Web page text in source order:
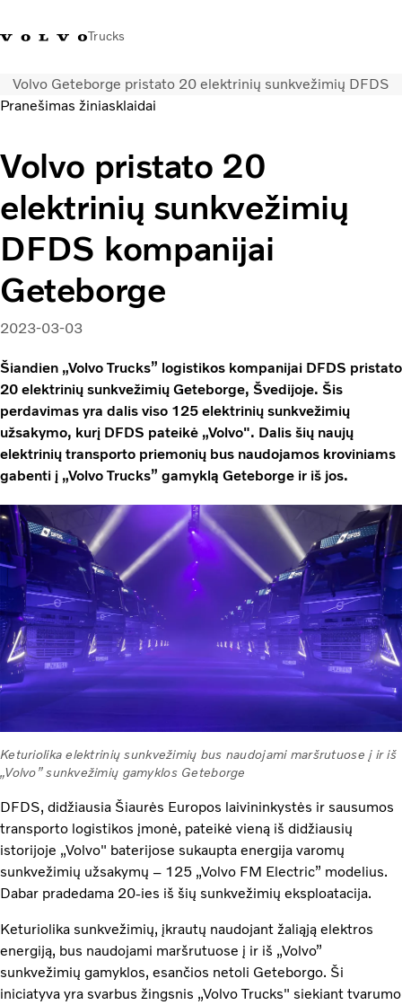
Trucks
+ 370 610 19991Volvo Trucks parduotuvėPrisijungtiLietuva
Transporto sprendimai
Sunkvežimiai
Paslaugos
Volvo Truck Builder
Kontaktai
Naujienos
Apie mus
Volvo Geteborge pristato 20 elektrinių sunkvežimių DFDS
Pranešimas žiniasklaidai
Volvo pristato 20
elektrinių sunkvežimių
DFDS kompanijai
Geteborge
2023-03-03
Šiandien „Volvo Trucks” logistikos kompanijai DFDS pristato
20 elektrinių sunkvežimių Geteborge, Švedijoje. Šis
perdavimas yra dalis viso 125 elektrinių sunkvežimių
užsakymo, kurį DFDS pateikė „Volvo". Dalis šių naujų
elektrinių transporto priemonių bus naudojamos kroviniams
gabenti į „Volvo Trucks” gamyklą Geteborge ir iš jos.
Keturiolika elektrinių sunkvežimių bus naudojami maršrutuose į ir iš
„Volvo” sunkvežimių gamyklos Geteborge
DFDS, didžiausia Šiaurės Europos laivininkystės ir sausumos
transporto logistikos įmonė, pateikė vieną iš didžiausių
istorijoje „Volvo" baterijose sukaupta energija varomų
sunkvežimių užsakymų – 125 „Volvo FM Electric” modelius.
Dabar pradedama 20-ies iš šių sunkvežimių eksploatacija.
Keturiolika sunkvežimių, įkrautų naudojant žaliąją elektros
energiją, bus naudojami maršrutuose į ir iš „Volvo”
sunkvežimių gamyklos, esančios netoli Geteborgo. Ši
iniciatyva yra svarbus žingsnis „Volvo Trucks" siekiant tvarumo